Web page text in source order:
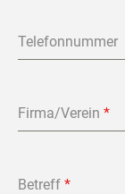
Telefonnummer
Firma/Verein *
Betreff *